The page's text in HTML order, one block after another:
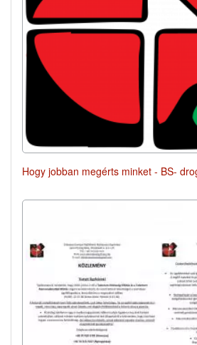
Hogy jobban megérts minket - BS-